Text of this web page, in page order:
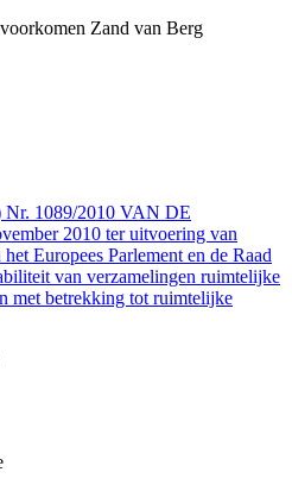
Zand van Berg
1089/2010 VAN DE
2010 ter uitvoering van
Europees Parlement en de Raad
van verzamelingen ruimtelijke
met betrekking tot ruimtelijke